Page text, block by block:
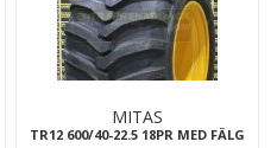
MITAS
TR12 600/40-22.5 18PR MED FÄLG